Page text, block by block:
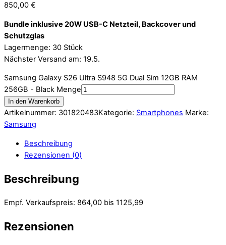
850,00 €
Bundle inklusive 20W USB-C Netzteil, Backcover und
Schutzglas
Lagermenge: 30 Stück
Nächster Versand am: 19.5.
Samsung Galaxy S26 Ultra S948 5G Dual Sim 12GB RAM
256GB - Black Menge
In den Warenkorb
Artikelnummer: 301820483Kategorie: Smartphones Marke:
Samsung
Beschreibung
Rezensionen (0)
Beschreibung
Empf. Verkaufspreis: 864,00 bis 1125,99
Rezensionen